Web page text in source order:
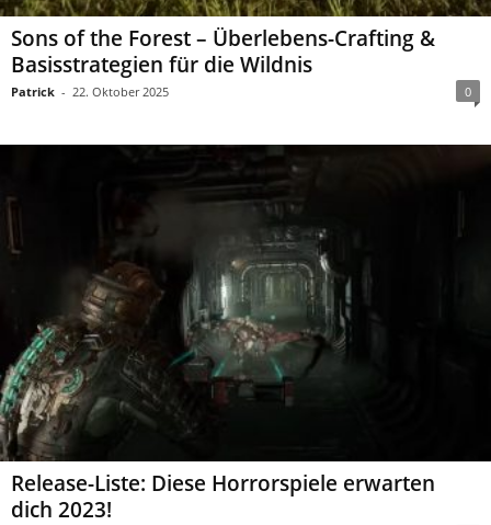
Sons of the Forest – Überlebens-Crafting &
Basisstrategien für die Wildnis
Patrick - 22. Oktober 2025 0
Release-Liste: Diese Horrorspiele erwarten
dich 2023!